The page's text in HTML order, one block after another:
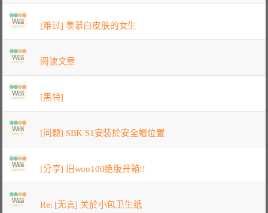
[难过] 羡慕白皮肤的女生
阅读文章
[黑特]
[问题] SBK S1安装於安全帽位置
[分享] 旧woo100绝版开箱!!
Re: [无言] 关於小包卫生纸